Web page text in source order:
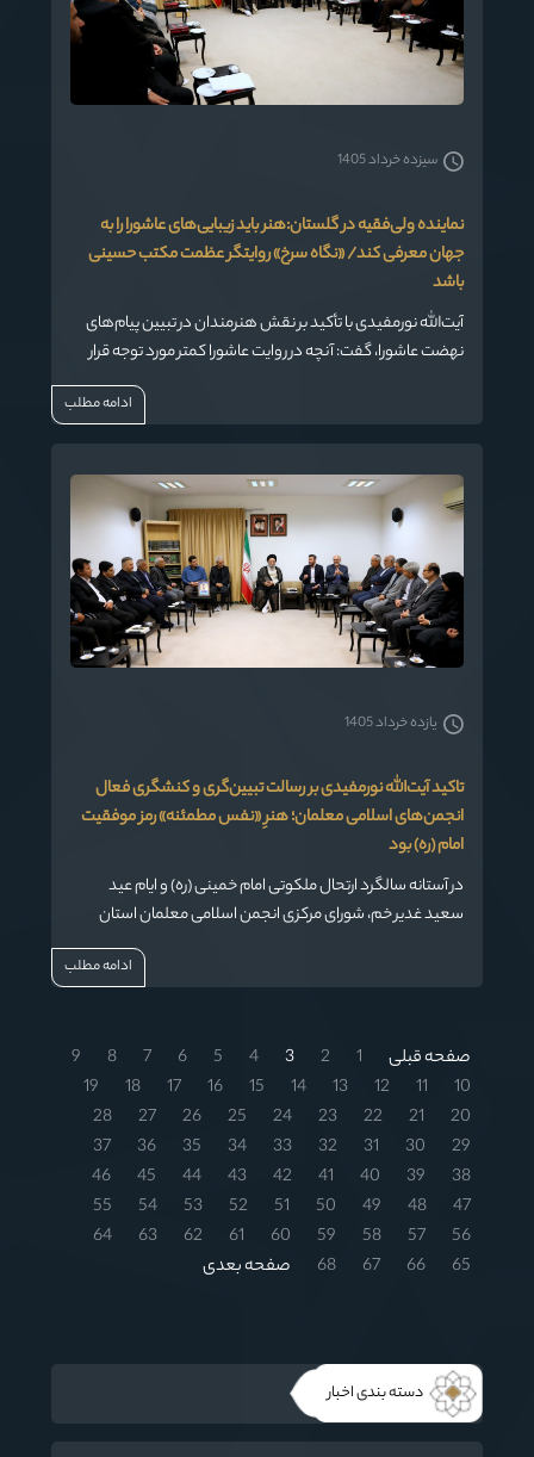
نماینده ولی‌فقیه در گلستان:هنر باید زیبایی‌های عاشورا را به
جهان معرفی کند/ «نگاه سرخ» روایتگر عظمت مکتب حسینی
باشد
آیت‌الله نورمفیدی با تأکید بر نقش هنرمندان در تبیین پیام‌های
نهضت عاشورا، گفت: آنچه در روایت عاشورا کمتر مورد توجه قرار
گرفته، زیبایی‌ها، عظمت‌ها و جلوه‌های انسانی و الهی این حماسه
بزرگ است و جشنواره ملی عکس «نگاه سرخ» می‌تواند بستری
سیزده خرداد 1405
ادامه مطلب
تاکید آیت‌الله نورمفیدی بر رسالت تبیین‌گری و کنشگری فعال
انجمن‌های اسلامی معلمان؛ هنرِ «نفس مطمئنه» رمز موفقیت
امام (ره) بود
در آستانه سالگرد ارتحال ملکوتی امام خمینی (ره) و ایام عید
سعید غدیر خم، شورای مرکزی انجمن اسلامی معلمان استان
گلستان با حضرت آیت‌الله سیدکاظم نورمفیدی، نماینده
یازده خرداد 1405
ادامه مطلب
صفحه قبلی 1
2
3
4
5
6
7
8
9
10
11
12
13
14
15
16
17
18
19
20
21
22
23
24
25
26
27
28
29
30
31
32
33
34
35
36
37
38
39
40
41
42
43
44
45
46
47
48
49
50
51
52
53
54
55
56
57
58
59
60
61
62
63
64
65
66
67
68 صفحه بعدی
دسته بندی اخبار